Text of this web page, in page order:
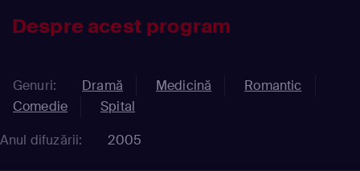
Despre acest program
Genuri: Dramă Medicină
Romantic
Comedie
Spital
Anul difuzării:
2005